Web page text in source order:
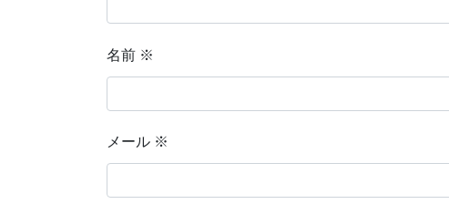
名前 ※
メール ※